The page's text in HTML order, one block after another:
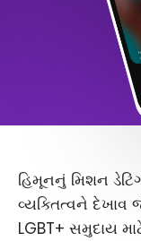
હિમૂનનું મિશન
વ્યક્તિત્વને
LGBT+ સમુદાય